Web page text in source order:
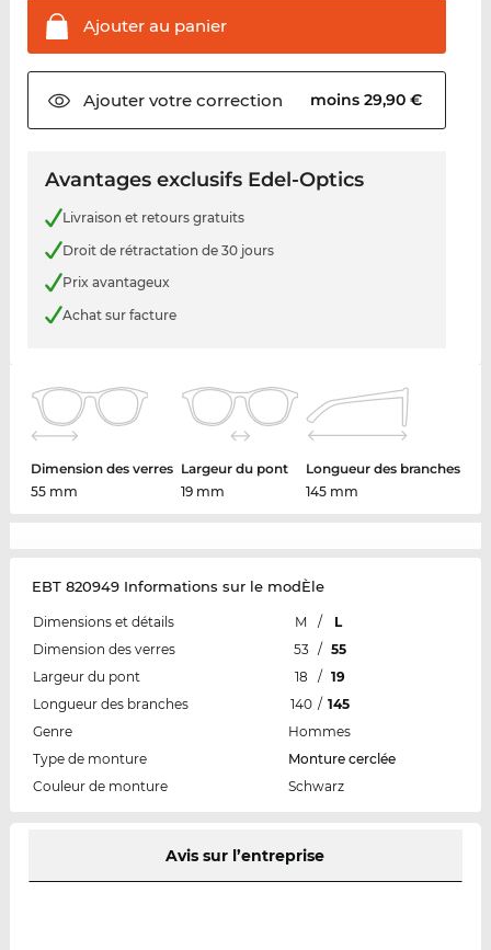
Ajouter au panier
Ajouter votrecorrection moins 29,90 €
Avantages exclusifs Edel-Optics
Livraison et retours gratuits
Droit de rétractation de 30 jours
Prix avantageux
Achat sur facture
Dimension des verres
55 mm
Largeur du pont
19 mm
Longueur des branches
145 mm
EBT 820949 Informations sur le modÈle
Dimensions et détails M /
L
Dimension des verres
53 / 55
Largeur du pont
18 / 19
Longueur des branches
140 / 145
Genre
Hommes
Type de monture
Monture cerclée
Couleur de monture
Schwarz
Avis sur l’entreprise